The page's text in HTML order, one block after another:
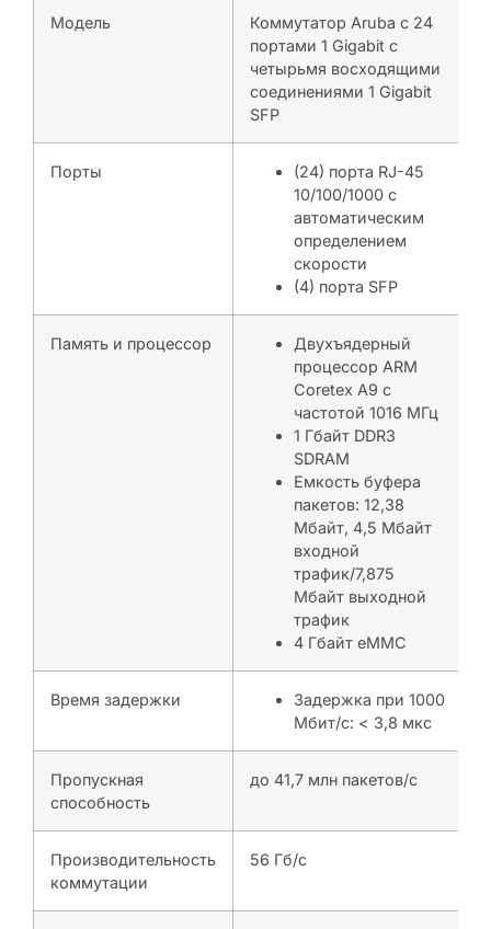
Модель
Коммутатор Aruba с 24
портами 1 Gigabit с
четырьмя восходящими
соединениями 1 Gigabit
SFP
Порты
(24) порта RJ-45
10/100/1000 с
автоматическим
определением
скорости
(4) порта SFP
Память и процессор
Двухъядерный
процессор ARM
Coretex A9 с
частотой 1016 МГц
1 Гбайт DDR3
SDRAM
Емкость буфера
пакетов: 12,38
Мбайт, 4,5 Мбайт
входной
трафик/7,875
Мбайт выходной
трафик
4 Гбайт eMMC
Время задержки
Задержка при 1000
Мбит/с: < 3,8 мкс
Пропускная
способность
до 41,7 млн пакетов/с
Производительность
коммутации
56 Гб/с